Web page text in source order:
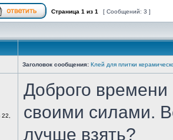
Страница 1 из 1 [ Сообщений: 3 ]
Заголовок сообщения: Клей для плитки
Доброго времени
своими силами.
лучше взять?